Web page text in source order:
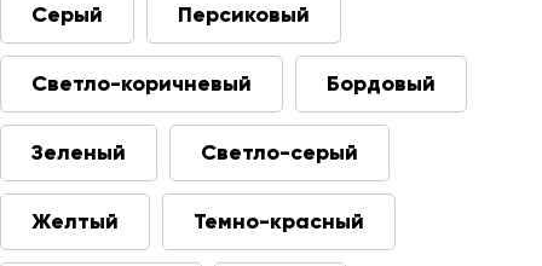
Серый Персиковый
Светло-коричневый Бордовый
Зеленый Светло-серый
Желтый Темно-красный